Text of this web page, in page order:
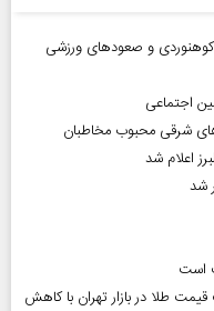
و صعودهای ورزشی
اجتماعی
شرقی محبوب مخاطبان
اعلام شد
شد
است
سکه امروز ۱۱ مرداد ۱۴۰۵ | افت قیمت طلا در بازار تهران با کاهش